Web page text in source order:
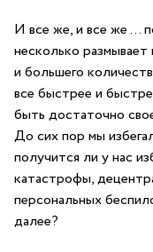
И все же, и все же …
несколько размывает
и большего
все быстрее и
быть достаточно
До сих пор мы
получится ли у нас
катастрофы,
персональных
далее?